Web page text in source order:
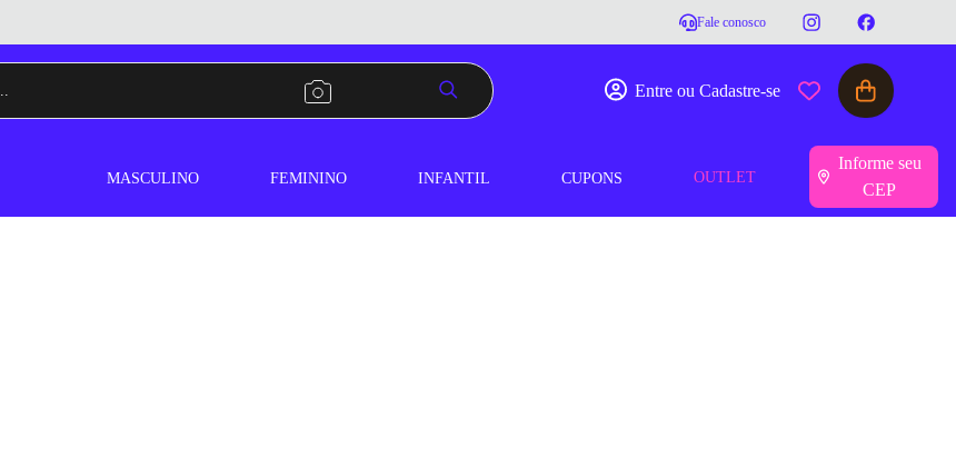
Fale conosco
Entre ou Cadastre-se
MASCULINO FEMININO INFANTIL CUPONS OUTLET
Informe seu
CEP